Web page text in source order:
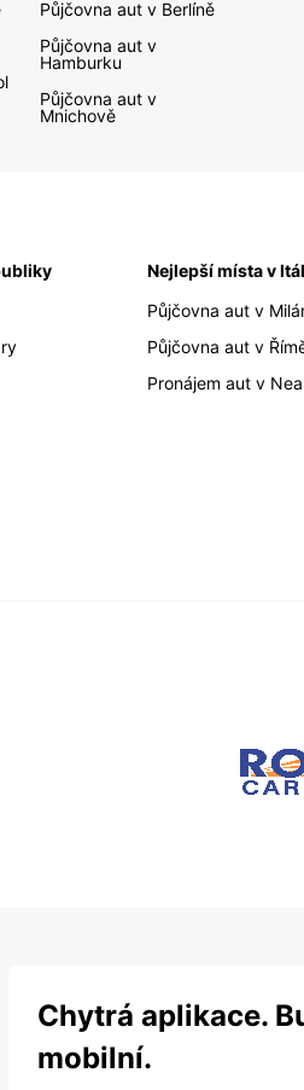
Půjčovna aut v Berlíně
Půjčovna aut v
Hamburku
Půjčovna aut v
Mnichově
Nejlepší místa v
Půjčovna aut v
Půjčovna aut v
Pronájem aut v
Chytrá aplikace.
mobilní.